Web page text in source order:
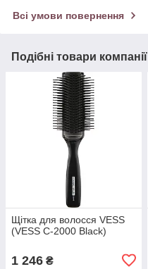
Всі умови повернення
Подібні товари компанії
Щітка для волосся VESS
(VESS C-2000 Black)
1 246 ₴